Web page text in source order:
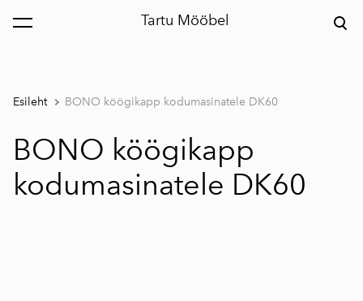
Tartu Mööbel
lisati ostukorvi. Vaata ostukorvi
Esileht BONO köögikapp kodumasinatele DK60
BONO köögikapp
kodumasinatele DK60